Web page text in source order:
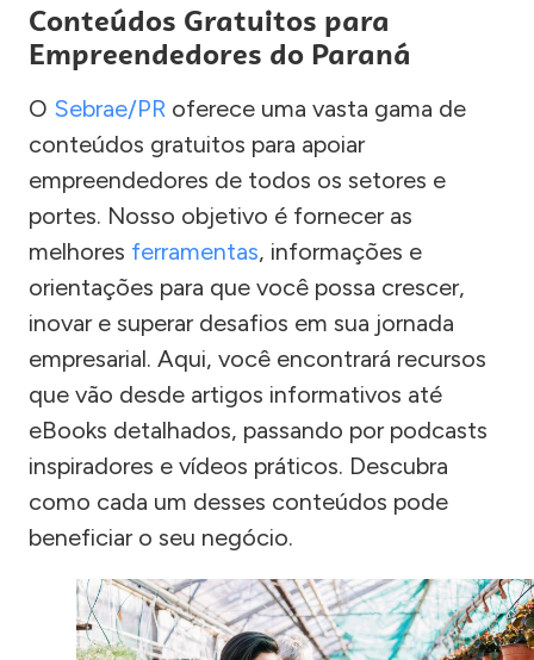
Conteúdos Gratuitos para
Empreendedores do Paraná
O Sebrae/PR oferece uma vasta gama de
conteúdos gratuitos para apoiar
empreendedores de todos os setores e
portes. Nosso objetivo é fornecer as
melhores ferramentas, informações e
orientações para que você possa crescer,
inovar e superar desafios em sua jornada
empresarial. Aqui, você encontrará recursos
que vão desde artigos informativos até
eBooks detalhados, passando por podcasts
inspiradores e vídeos práticos. Descubra
como cada um desses conteúdos pode
beneficiar o seu negócio.